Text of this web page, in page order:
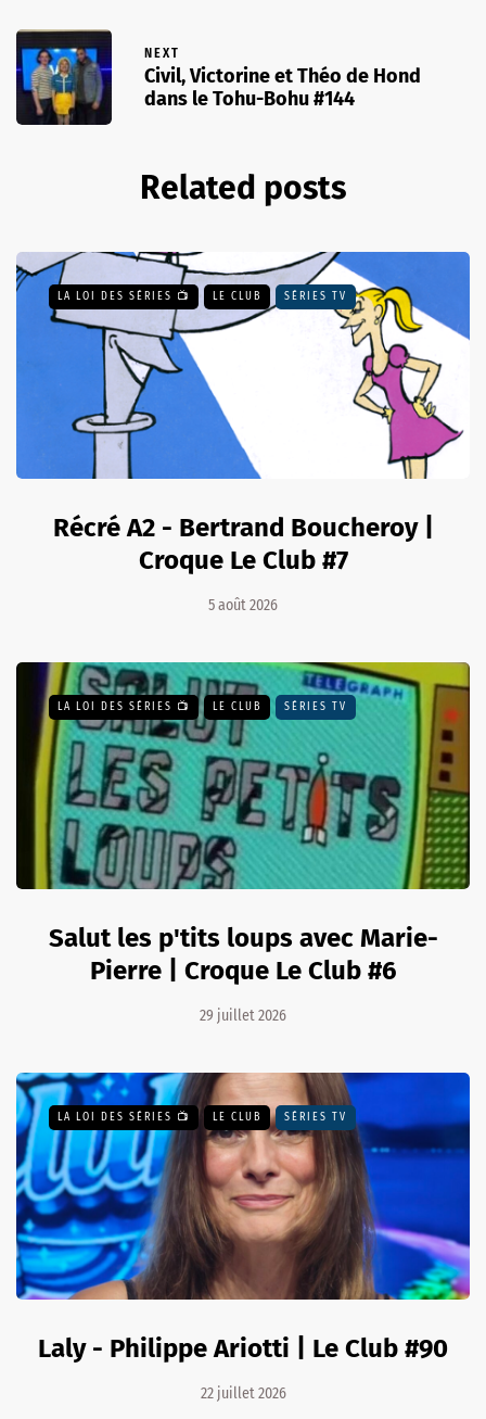
NEXT
Civil, Victorine et Théo de Hond
dans le Tohu-Bohu #144
Related posts
LA LOI DES SÉRIES 📺 LE CLUB SÉRIES TV
Récré A2 - Bertrand Boucheroy |
Croque Le Club #7
5 août 2026
LA LOI DES SÉRIES 📺 LE CLUB SÉRIES TV
Salut les p'tits loups avec Marie-
Pierre | Croque Le Club #6
29 juillet 2026
LA LOI DES SÉRIES 📺 LE CLUB SÉRIES TV
Laly - Philippe Ariotti | Le Club #90
22 juillet 2026